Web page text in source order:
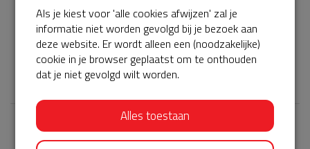
Het servicepakket van onze BuurtAED verloopt bijna en
moet worden verlengd, zodat onze AED gebruiksklaar
blijft. Help je mee? Doneer voor ons servicepakket!
𝕏
Laatste donaties
Als je kiest voor 'alle cookies afwijzen' zal je
informatie niet worden gevolgd bij je bezoek aan
deze website. Er wordt alleen een (noodzakelijke)
cookie in je browser geplaatst om te onthouden
dat je niet gevolgd wilt worden.
Alles toestaan